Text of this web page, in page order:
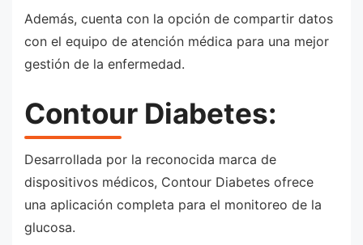
Además, cuenta con la opción de compartir datos
con el equipo de atención médica para una mejor
gestión de la enfermedad.
Contour Diabetes:
Desarrollada por la reconocida marca de
dispositivos médicos, Contour Diabetes ofrece
una aplicación completa para el monitoreo de la
glucosa.